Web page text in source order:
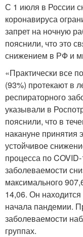
С 1 июля в России
коронавируса
запрет на ночную
пояснили, что это
снижением в РФ и
«Практически все
(93%) протекают в
респираторного
указывали в
пояснили, что в
накануне принятия
устойчивое
процесса по
заболеваемости
максимального
14,06. Он
начала пандемии.
заболеваемости
группах.